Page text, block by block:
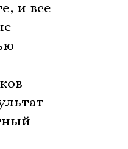
и все